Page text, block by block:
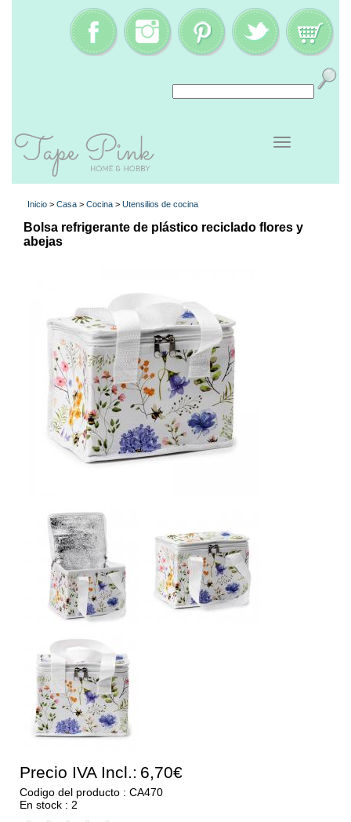
Inicio > Casa > Cocina > Utensilios de cocina
Bolsa refrigerante de plástico reciclado flores y
abejas
Precio IVA Incl.: 6,70€
Codigo del producto : CA470
En stock : 2